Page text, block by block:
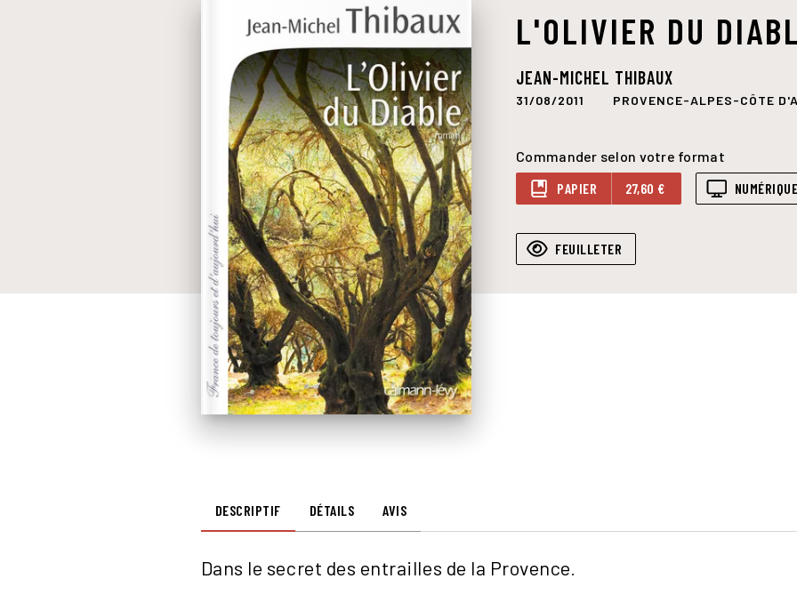
L'OLIVIER DU
JEAN-MICHEL THIBAUX
31/08/2011 PROVENCE-ALPES-CÔTE
Commander selon votre format
PAPIER
27,60 € NUMÉRIQUE
FEUILLETER
DESCRIPTIF DÉTAILS AVIS
Dans le secret des entrailles de la Provence.